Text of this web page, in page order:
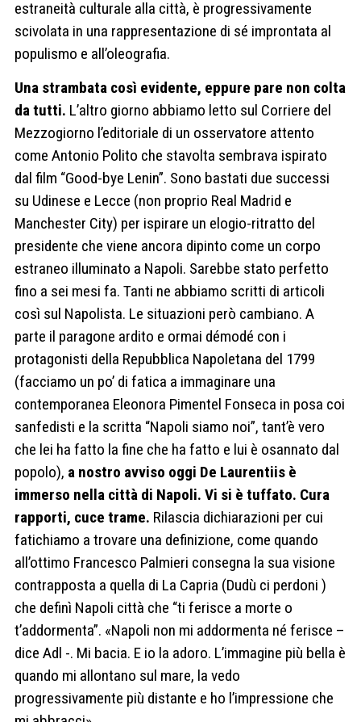
estraneità culturale alla città, è progressivamente
scivolata in una rappresentazione di sé improntata al
populismo e all’oleografia.
Una strambata così evidente, eppure pare non colta
da tutti. L’altro giorno abbiamo letto sul Corriere del
Mezzogiorno l’editoriale di un osservatore attento
come Antonio Polito che stavolta sembrava ispirato
dal film “Good-bye Lenin”. Sono bastati due successi
su Udinese e Lecce (non proprio Real Madrid e
Manchester City) per ispirare un elogio-ritratto del
presidente che viene ancora dipinto come un corpo
estraneo illuminato a Napoli. Sarebbe stato perfetto
fino a sei mesi fa. Tanti ne abbiamo scritti di articoli
così sul Napolista. Le situazioni però cambiano. A
parte il paragone ardito e ormai démodé con i
protagonisti della Repubblica Napoletana del 1799
(facciamo un po’ di fatica a immaginare una
contemporanea Eleonora Pimentel Fonseca in posa coi
sanfedisti e la scritta “Napoli siamo noi”, tant’è vero
che lei ha fatto la fine che ha fatto e lui è osannato dal
popolo), a nostro avviso oggi De Laurentiis è
immerso nella città di Napoli. Vi si è tuffato. Cura
rapporti, cuce trame. Rilascia dichiarazioni per cui
fatichiamo a trovare una definizione, come quando
all’ottimo Francesco Palmieri consegna la sua visione
contrapposta a quella di La Capria (Dudù ci perdoni )
che definì Napoli città che “ti ferisce a morte o
t’addormenta”. «Napoli non mi addormenta né ferisce –
dice Adl -. Mi bacia. E io la adoro. L’immagine più bella è
quando mi allontano sul mare, la vedo
progressivamente più distante e ho l’impressione che